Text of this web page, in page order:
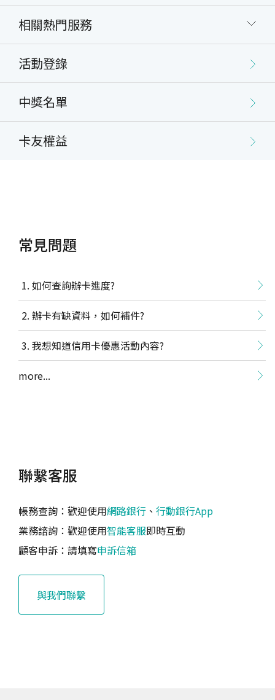
相關熱門服務
活動登錄
中獎名單
卡友權益
常見問題
如何查詢辦卡進度?
辦卡有缺資料，如何補件?
我想知道信用卡優惠活動內容?
more...
聯繫客服
帳務查詢：歡迎使用網路銀行 、 行動銀行App
業務諮詢：歡迎使用智能客服即時互動
顧客申訴：請填寫申訴信箱
與我們聯繫